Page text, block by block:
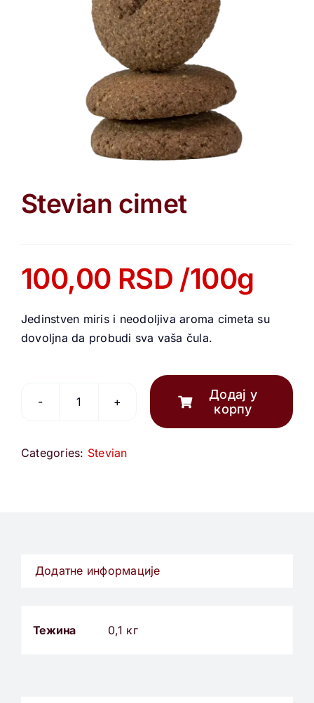
Stevian cimet
100,00 RSD /100g
Jedinstven miris i neodoljiva aroma cimeta su
dovoljna da probudi sva vaša čula.
Stevian
количина
Додај у
корпу
Categories: Stevian
Додатне информације
Тежина 0,1 кг